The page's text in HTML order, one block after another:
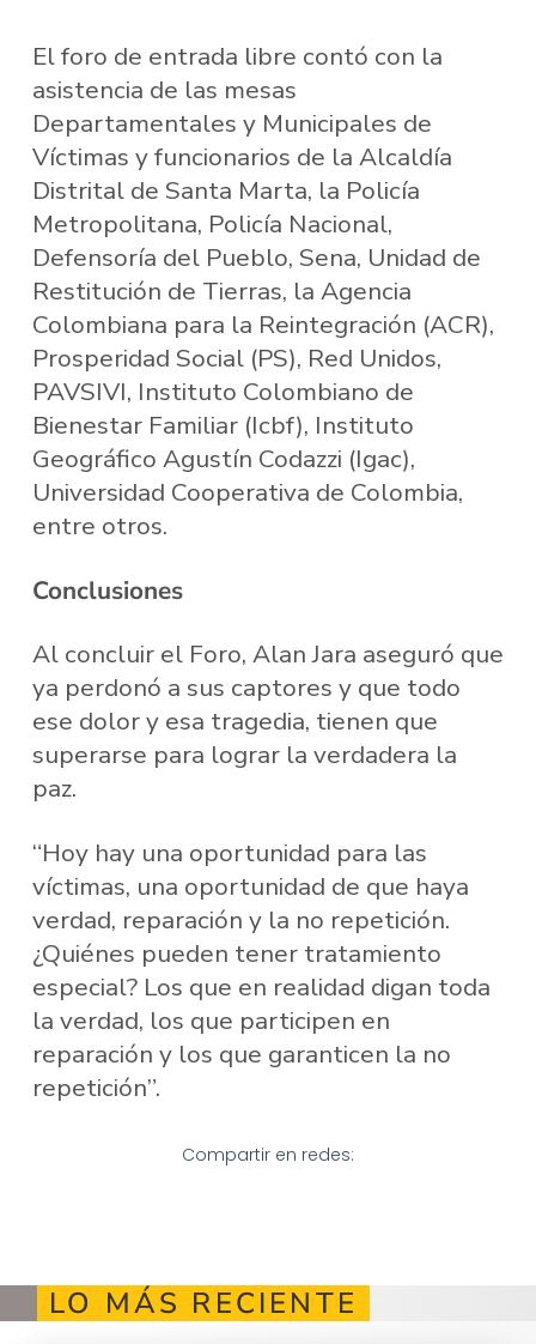
El foro de entrada libre contó con la
asistencia de las mesas
Departamentales y Municipales de
Víctimas y funcionarios de la Alcaldía
Distrital de Santa Marta, la Policía
Metropolitana, Policía Nacional,
Defensoría del Pueblo, Sena, Unidad de
Restitución de Tierras, la Agencia
Colombiana para la Reintegración (ACR),
Prosperidad Social (PS), Red Unidos,
PAVSIVI, Instituto Colombiano de
Bienestar Familiar (Icbf), Instituto
Geográfico Agustín Codazzi (Igac),
Universidad Cooperativa de Colombia,
entre otros.
Conclusiones
Al concluir el Foro, Alan Jara aseguró que
ya perdonó a sus captores y que todo
ese dolor y esa tragedia, tienen que
superarse para lograr la verdadera la
paz.
“Hoy hay una oportunidad para las
víctimas, una oportunidad de que haya
verdad, reparación y la no repetición.
¿Quiénes pueden tener tratamiento
especial? Los que en realidad digan toda
la verdad, los que participen en
reparación y los que garanticen la no
repetición”.
Compartir en redes:
LO MÁS RECIENTE